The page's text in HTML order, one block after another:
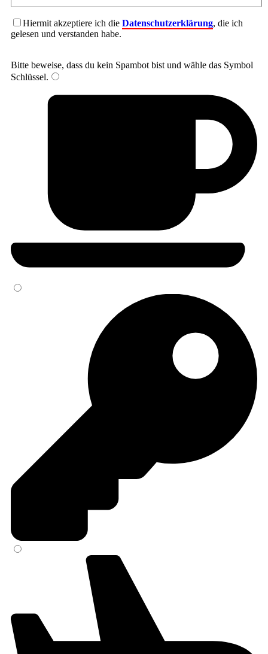
Hiermit akzeptiere ich die Datenschutzerklärung, die ich
gelesen und verstanden habe.
Bitte beweise, dass du kein Spambot bist und wähle das Symbol
Schlüssel.